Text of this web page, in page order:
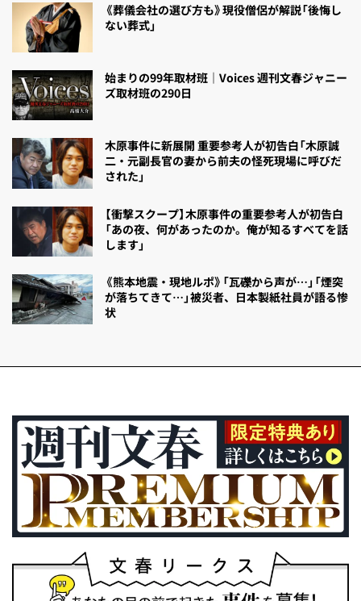
《葬儀会社の選び方も》現役僧侶が解説「後悔し
ない葬式」
始まりの99年取材班｜Voices 週刊文春ジャニー
ズ取材班の290日
木原事件に新展開 重要参考人が初告白「木原誠
二・元副長官の妻から前夫の怪死現場に呼びだ
された」
【衝撃スクープ】木原事件の重要参考人が初告白
「あの夜、何があったのか。俺が知るすべてを話
します」
《熊本地震・現地ルポ》「瓦礫から声が…」「煙突
が落ちてきて…」被災者、日本製紙社員が語る惨
状